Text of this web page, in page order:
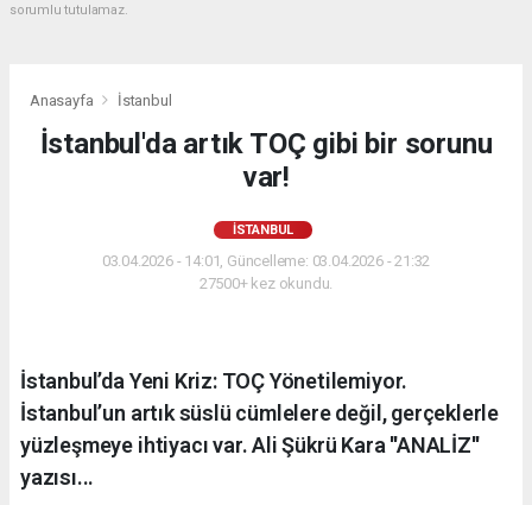
sorumlu tutulamaz.
Anasayfa İstanbul
İstanbul'da artık TOÇ gibi bir sorunu
var!
İSTANBUL
03.04.2026 - 14:01, Güncelleme: 03.04.2026 - 21:32
27500+ kez okundu.
İstanbul’da Yeni Kriz: TOÇ Yönetilemiyor.
İstanbul’un artık süslü cümlelere değil, gerçeklerle
yüzleşmeye ihtiyacı var. Ali Şükrü Kara ''ANALİZ''
yazısı...